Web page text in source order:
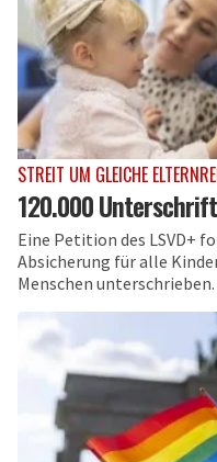
STREIT UM GLEICHE
120.000
Eine Petition des LSVD+
Absicherung für alle
Menschen unterschrieben.